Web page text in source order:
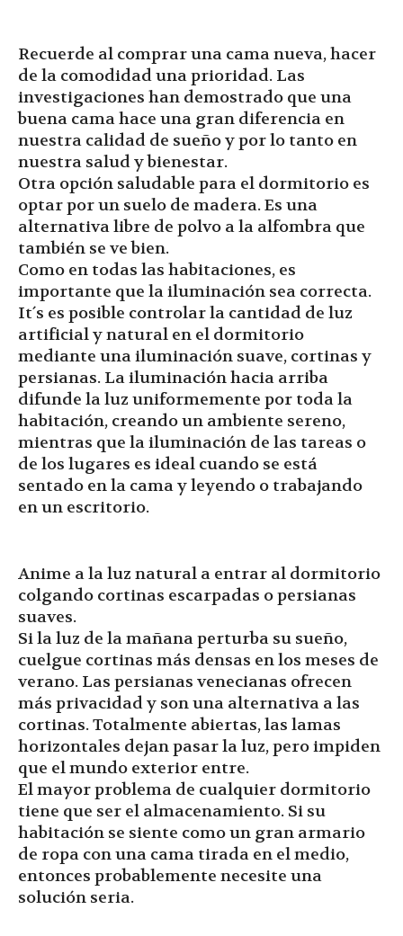
Recuerde al comprar una cama nueva, hacer
de la comodidad una prioridad. Las
investigaciones han demostrado que una
buena cama hace una gran diferencia en
nuestra calidad de sueño y por lo tanto en
nuestra salud y bienestar.
Otra opción saludable para el dormitorio es
optar por un suelo de madera. Es una
alternativa libre de polvo a la alfombra que
también se ve bien.
Como en todas las habitaciones, es
importante que la iluminación sea correcta.
It´s es posible controlar la cantidad de luz
artificial y natural en el dormitorio
mediante una iluminación suave, cortinas y
persianas. La iluminación hacia arriba
difunde la luz uniformemente por toda la
habitación, creando un ambiente sereno,
mientras que la iluminación de las tareas o
de los lugares es ideal cuando se está
sentado en la cama y leyendo o trabajando
en un escritorio.
Anime a la luz natural a entrar al dormitorio
colgando cortinas escarpadas o persianas
suaves.
Si la luz de la mañana perturba su sueño,
cuelgue cortinas más densas en los meses de
verano. Las persianas venecianas ofrecen
más privacidad y son una alternativa a las
cortinas. Totalmente abiertas, las lamas
horizontales dejan pasar la luz, pero impiden
que el mundo exterior entre.
El mayor problema de cualquier dormitorio
tiene que ser el almacenamiento. Si su
habitación se siente como un gran armario
de ropa con una cama tirada en el medio,
entonces probablemente necesite una
solución seria.